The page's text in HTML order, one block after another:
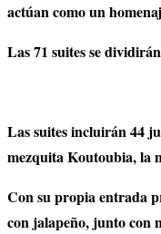
actúan como un
Las 71 suites se
Las suites incluirán 44
mezquita Koutoubia, la
Con su propia entrada
con jalapeño, junto con